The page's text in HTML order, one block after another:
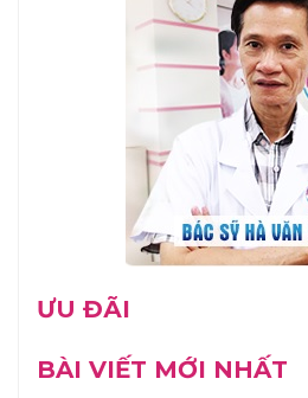
ƯU ĐÃI
BÀI VIẾT MỚI NHẤT